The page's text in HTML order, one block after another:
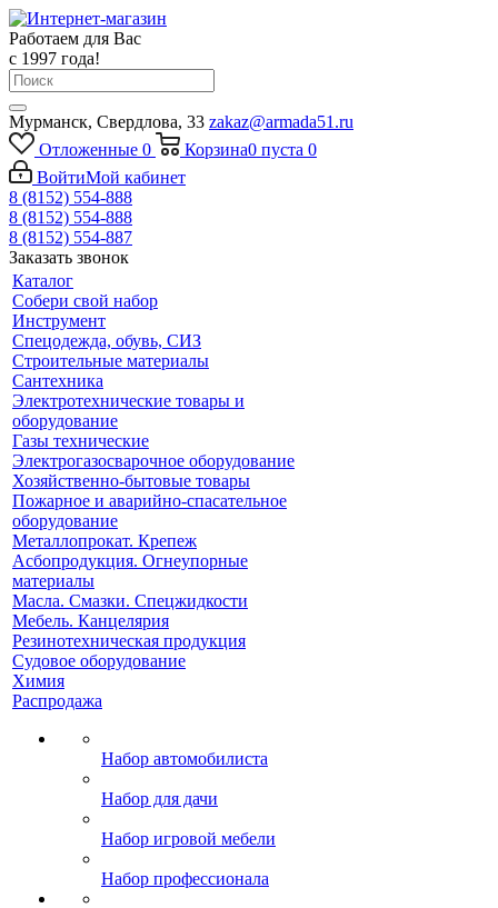
Работаем для Вас
с 1997 года!
Мурманск, Свердлова, 33 zakaz@armada51.ru
Отложенные 0 Корзина0 пуста 0
ВойтиМой кабинет
8 (8152) 554-888
8 (8152) 554-888
8 (8152) 554-887
Заказать звонок
Каталог
Собери свой набор
Инструмент
Спецодежда, обувь, СИЗ
Строительные материалы
Сантехника
Электротехнические товары и
оборудование
Газы технические
Электрогазосварочное оборудование
Хозяйственно-бытовые товары
Пожарное и аварийно-спасательное
оборудование
Металлопрокат. Крепеж
Асбопродукция. Огнеупорные
материалы
Масла. Смазки. Спецжидкости
Мебель. Канцелярия
Резинотехническая продукция
Судовое оборудование
Химия
Распродажа
Набор автомобилиста
Набор для дачи
Набор игровой мебели
Набор профессионала